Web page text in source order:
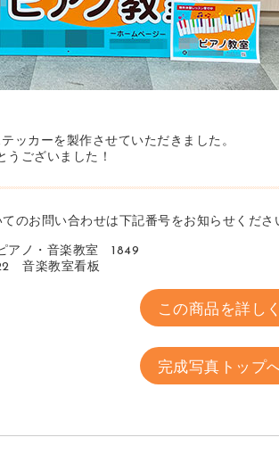
ッカーを製作させていただきました。
うございました！
のお問い合わせは下記番号をお知らせくださ
アノ・音楽教室 1849
音楽教室看板
この商品を詳し
完成写真トップ